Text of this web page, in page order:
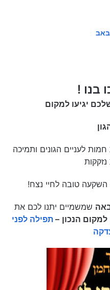
בנו !
יגיעו למקום
לעניים הגונים ותמיכה
השקעה טובה לחיי נצח!
שמשמיים יתנו לכם את
הנכון –תפילה לפני